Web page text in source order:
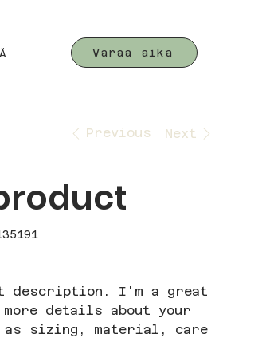
Varaa aika
Previous Next
description. I'm a great
details about your
as sizing, material, care